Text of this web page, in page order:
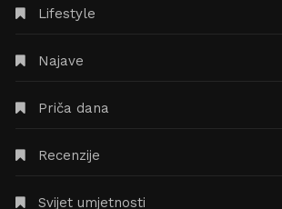
Lifestyle
Najave
Priča dana
Recenzije
Svijet umjetnosti